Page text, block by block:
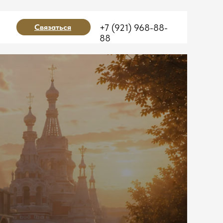
+7 (921) 968-88-
88
Связаться